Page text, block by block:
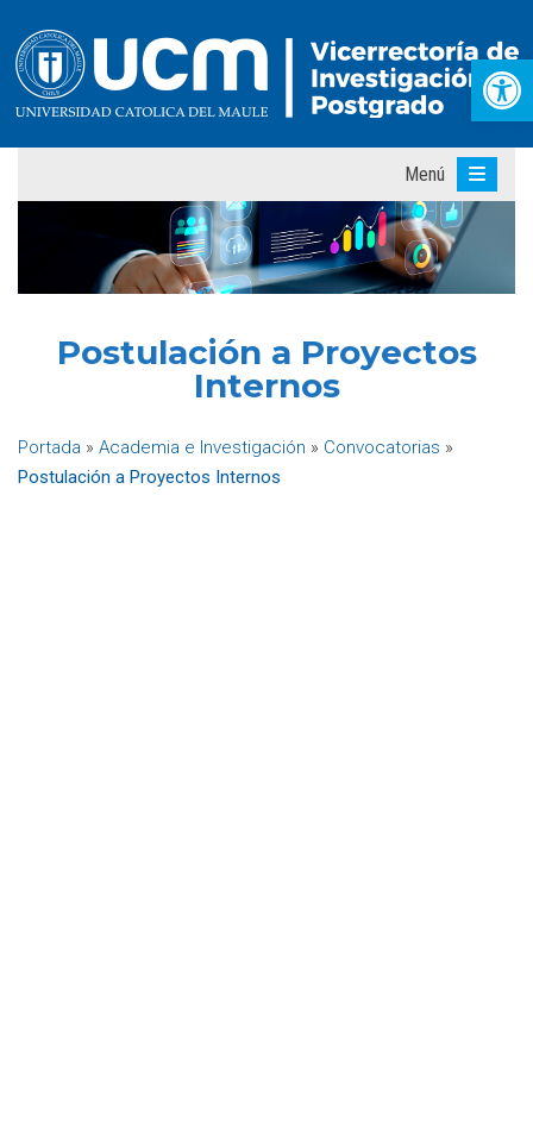
Menú
Postulación a Proyectos
Internos
Portada » Academia e Investigación » Convocatorias »
Postulación a Proyectos Internos